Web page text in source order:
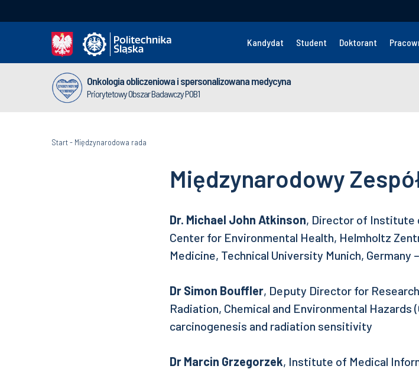
Kandydat Student Doktorant
Onkologia obliczeniowa i spersonalizowana medycyna
Priorytetowy Obszar Badawczy POB1
Start- Międzynarodowa rada
Międzynarodowy
Dr. Michael John Atkinson, Director of Institute
Center for Environmental Health, Helmholtz
Medicine, Technical University Munich, Germany
Dr Simon Bouffler, Deputy Director for
Radiation, Chemical and Environmental Hazards
carcinogenesis and radiation sensitivity
Dr Marcin Grzegorzek, Institute of Medical